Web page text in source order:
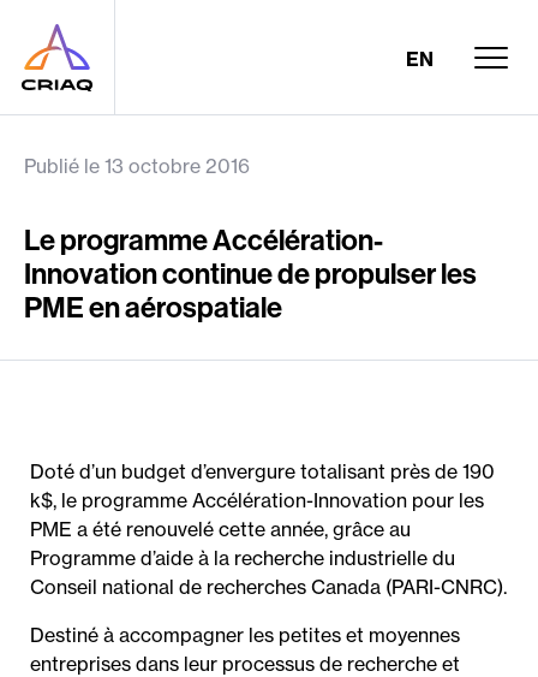
EN
Publié le 13 octobre 2016
Le programme Accélération-
Innovation continue de propulser les
PME en aérospatiale
Doté d’un budget d’envergure totalisant près de 190
k$, le programme Accélération-Innovation pour les
PME a été renouvelé cette année, grâce au
Programme d’aide à la recherche industrielle du
Conseil national de recherches Canada (PARI-CNRC).
Destiné à accompagner les petites et moyennes
entreprises dans leur processus de recherche et